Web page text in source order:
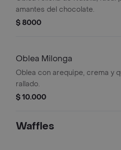
amantes del chocolate.
$ 8000
Oblea Milonga
Oblea con arequipe, crema y
rallado.
$ 10.000
Waffles